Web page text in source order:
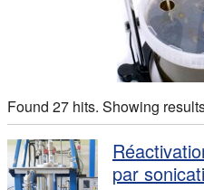
Found 27 hits. Showing
par